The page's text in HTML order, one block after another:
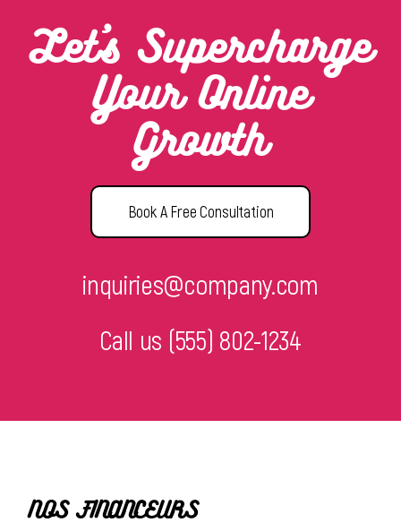
Let’s Supercharge
Your Online
Growth
Book A Free Consultation
inquiries@company.com
Call us (555) 802-1234
NOS FINANCEURS